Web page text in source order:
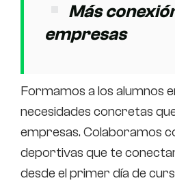
Más
empresas
Formamos a los alumnos
necesidades concretas
empresas. Colaboramos
deportivas que te
desde el primer día de